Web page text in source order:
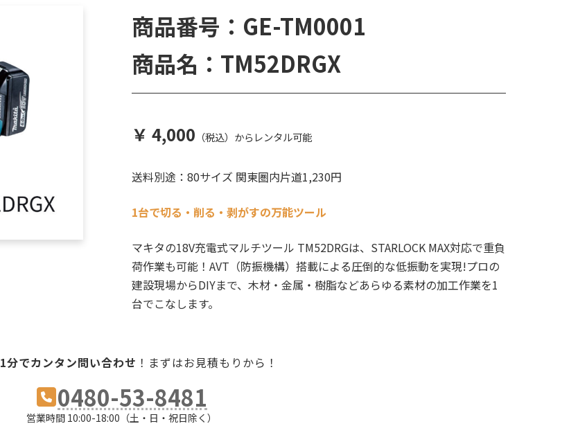
商品番号：GE-TM0001
商品名：TM52DRGX
￥ 4,000 （税込）からレンタル可能
送料別途：80サイズ 関東圏内片道1,230円
1台で切る・削る・剥がすの万能ツール
マキタの18V充電式マルチツール TM52DRGは、STARLOCK MAX対応で重負
荷作業も可能！AVT（防振機構）搭載による圧倒的な低振動を実現!プロの
建設現場からDIYまで、木材・金属・樹脂などあらゆる素材の加工作業を1
台でこなします。
1分でカンタン問い合わせ ！まずはお見積もりから！
0480-53-8481
営業時間 10:00-18:00（土・日・祝日除く）